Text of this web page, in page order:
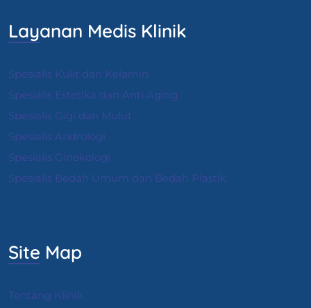
Layanan Medis Klinik
Spesialis Kulit dan Kelamin
Spesialis Estetika dan Anti Aging
Spesialis Gigi dan Mulut
Spesialis Andrologi
Spesialis Ginekologi
Spesialis Bedah Umum dan Bedah Plastik
Site Map
Tentang Klinik